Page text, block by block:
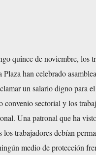
quince de noviembre, los
han celebrado
un salario digno para
convenio sectorial y los
Una patronal que ha
los trabajadores debían
medio de protección